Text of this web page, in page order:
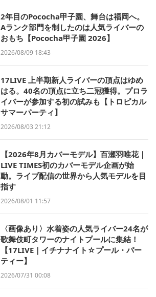
2年目のPococha甲子園、舞台は福岡へ。
Aランク部門を制したのは人気ライバーの
おもち【Pococha甲子園 2026】
2026/08/09 18:43
17LIVE 上半期新人ライバーの頂点はゆめ
はる。40名の頂点に立ち二冠獲得。プロラ
イバーが参加する初の試みも【トロピカル
サマーパーティ】
2026/08/03 21:12
【2026年8月カバーモデル】百瀬羽唯花｜
LIVE TIMES初のカバーモデル企画が始
動。ライブ配信の世界から人気モデルを目
指す
2026/08/01 11:57
〈画像あり〉水着姿の人気ライバー24名が
歌舞伎町タワーのナイトプールに集結！
【17LIVE｜イチナナイト☆プール・パー
ティー】
2026/07/31 00:08